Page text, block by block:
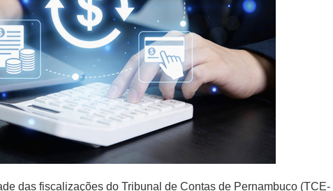
das fiscalizações do Tribunal de Contas de Pernambuco (TCE-